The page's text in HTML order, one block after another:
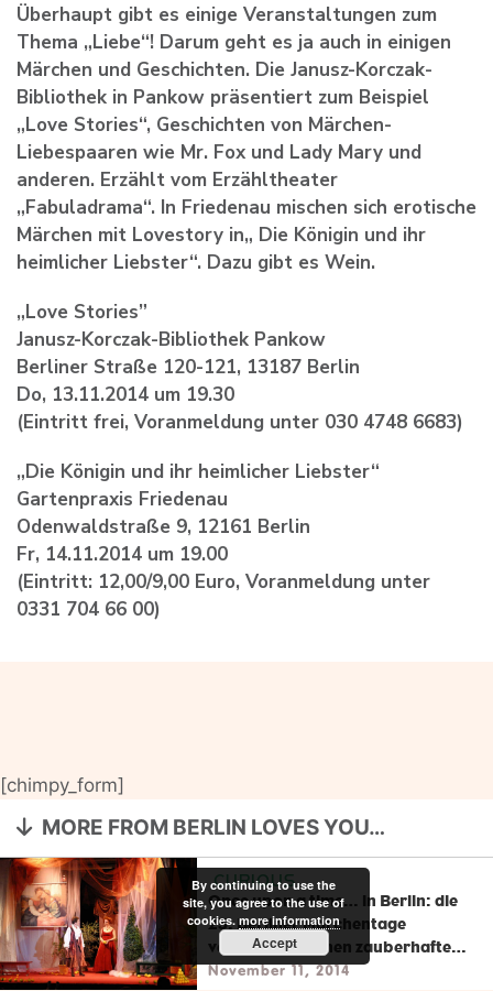
Überhaupt gibt es einige Veranstaltungen zum
Thema „Liebe“! Darum geht es ja auch in einigen
Märchen und Geschichten. Die Janusz-Korczak-
Bibliothek in Pankow präsentiert zum Beispiel
„Love Stories“, Geschichten von Märchen-
Liebespaaren wie Mr. Fox und Lady Mary und
anderen. Erzählt vom Erzähltheater
„Fabuladrama“. In Friedenau mischen sich erotische
Märchen mit Lovestory in„ Die Königin und ihr
heimlicher Liebster“. Dazu gibt es Wein.
„Love Stories”
Janusz-Korczak-Bibliothek Pankow
Berliner Straße 120-121, 13187 Berlin
Do, 13.11.2014 um 19.30
(Eintritt frei, Voranmeldung unter 030 4748 6683)
„Die Königin und ihr heimlicher Liebster“
Gartenpraxis Friedenau
Odenwaldstraße 9, 12161 Berlin
Fr, 14.11.2014 um 19.00
(Eintritt: 12,00/9,00 Euro, Voranmeldung unter
0331 704 66 00)
[chimpy_form]
MORE FROM BERLIN LOVES YOU…
CURIOUS
Once upon a time… in Berlin: die
25. Berliner Märchentage
versprechen einen zauberhaften
November
November 11, 2014
By continuing to use the
site, you agree to the use of
cookies.more information
Accept